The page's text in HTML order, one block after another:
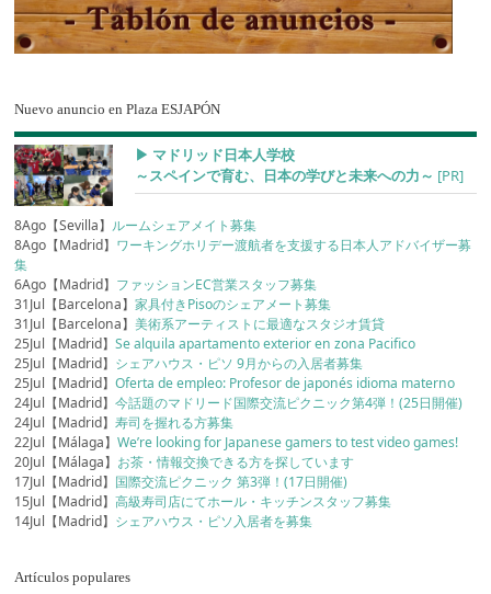
Nuevo anuncio en Plaza ESJAPÓN
▶︎ マドリッド日本人学校
～スペインで育む、日本の学びと未来への力～ [PR]
8Ago【Sevilla】 ルームシェアメイト募集
8Ago【Madrid】 ワーキングホリデー渡航者を支援する日本人アドバイザー募
集
6Ago【Madrid】 ファッションEC営業スタッフ募集
31Jul【Barcelona】家具付きPisoのシェアメート募集
31Jul【Barcelona】美術系アーティストに最適なスタジオ賃貸
25Jul【Madrid】Se alquila apartamento exterior en zona Pacifico
25Jul【Madrid】 シェアハウス・ピソ 9月からの入居者募集
25Jul【Madrid】Oferta de empleo: Profesor de japonés idioma materno
24Jul【Madrid】今話題のマドリード国際交流ピクニック第4弾！(25日開催)
24Jul【Madrid】寿司を握れる方募集
22Jul【Málaga】We’re looking for Japanese gamers to test video games!
20Jul【Málaga】 お茶・情報交換できる方を探しています
17Jul【Madrid】 国際交流ピクニック 第3弾！(17日開催)
15Jul【Madrid】高級寿司店にてホール・キッチンスタッフ募集
14Jul【Madrid】 シェアハウス・ピソ入居者を募集
Artículos populares